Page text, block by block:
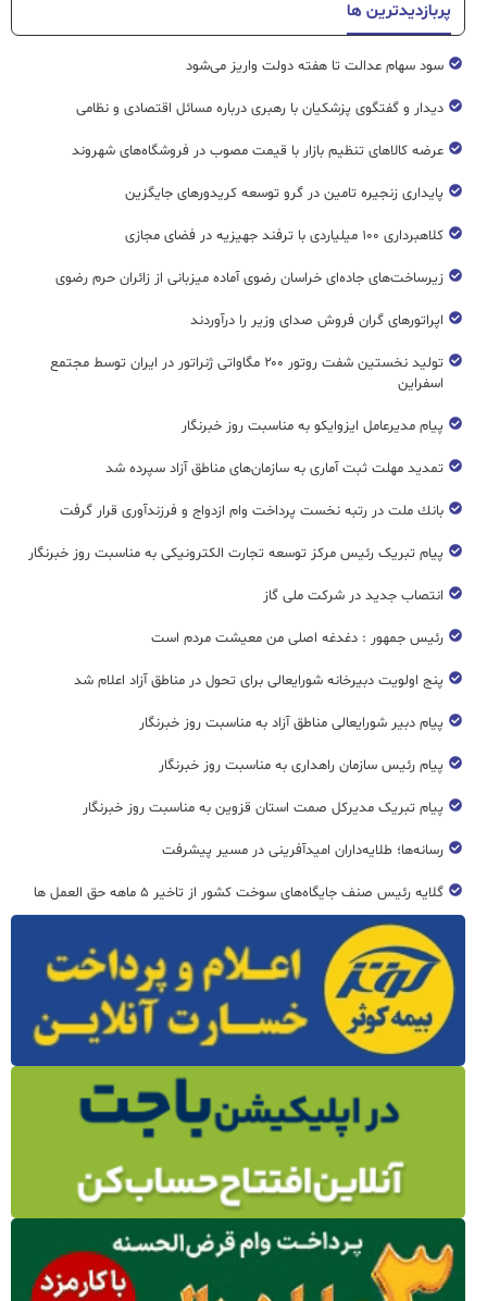
پربازدیدترین ها
سود سهام عدالت تا هفته دولت واریز می‌شود
دیدار و گفتگوی پزشکیان با رهبری درباره مسائل اقتصادی و نظامی
عرضه کالاهای تنظیم بازار با قیمت مصوب در فروشگاه‌های شهروند
پایداری زنجیره تامین در گرو توسعه کریدورهای جایگزین
کلاهبرداری ۱۰۰ میلیاردی با ترفند جهیزیه در فضای مجازی
زیرساخت‌های جاده‌ای خراسان رضوی آماده میزبانی از زائران حرم رضوی
اپراتورهای گران فروش صدای وزیر را درآوردند
تولید نخستین شفت روتور ۲۰۰ مگاواتی ژنراتور در ایران توسط مجتمع
اسفراین
پیام مدیرعامل ایزوایکو به مناسبت روز خبرنگار
تمدید مهلت ثبت آماری به سازمان‌های مناطق آزاد سپرده شد
بانك ملت در رتبه نخست پرداخت وام ازدواج و فرزندآوری قرار گرفت
پیام تبریک رئیس مرکز توسعه تجارت الکترونیکی به مناسبت روز خبرنگار
انتصاب جدید در شرکت ملی گاز
رئیس جمهور : دغدغه اصلی من معیشت مردم است
پنج اولویت دبیرخانه شورایعالی برای تحول در مناطق آزاد اعلام شد
پیام دبیر شورایعالی مناطق آزاد به مناسبت روز خبرنگار
پیام رئیس سازمان راهداری به مناسبت روز خبرنگار
پیام تبریک مدیرکل صمت استان قزوین به مناسبت روز خبرنگار
رسانه‌ها؛ طلایه‌داران امیدآفرینی در مسیر پیشرفت
گلایه رئیس صنف جایگاه‌های سوخت کشور از تاخیر ۵ ماهه حق العمل ها